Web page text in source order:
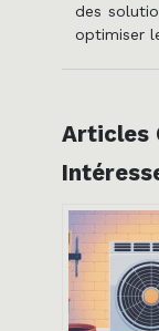
des
optimiser
Articles